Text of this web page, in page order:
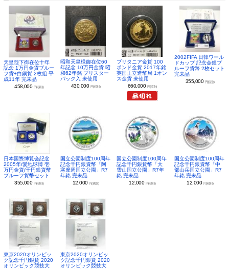
天皇陛下御在位十年
記念 1万円金貨プルー
フ貨+白銅貨 2枚組 平
成11年 完未品
458,000 円(税別)
昭和天皇様御在位60
年記念 10万円金貨 昭
和62年銘 ブリスター
パック入 未使用
430,000 円(税別)
ブリタニア金貨 100
ポンド金貨 2017年銘
英国王立造幣局 1オン
ス金貨 未使用
660,000 円(税別)
2002FIFA 日韓ワール
ドカップ 記念金銀プ
ルーフ貨幣 2枚セット
完未品
355,000 円(税別)
日本国際博覧会記念
2005年/愛地球博 壱
万円金貨/千円銀貨幣
プルーフ貨幣セット
355,000 円(税別)
国立公園制度100周年
記念千円銀貨幣「阿
寒摩周国立公園」R7
年銘 完未品
12,000 円(税別)
国立公園制度100周年
記念千円銀貨幣「大
雪山国立公園」R7年
銘 完未品
12,000 円(税別)
国立公園制度100周年
記念千円銀貨幣「中
部山岳国立公園」R7
年銘 完未品
12,000 円(税別)
東京2020オリンピッ
ク記念千円銀貨 2020
オリンピック競技大
東京2020オリンピッ
ク記念千円銀貨 2020
オリンピック競技大